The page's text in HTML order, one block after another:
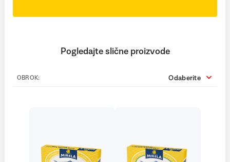
Pogledajte slične proizvode
OBROK: Odaberite